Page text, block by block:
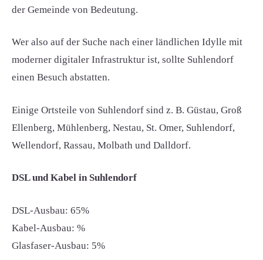
der Gemeinde von Bedeutung.
Wer also auf der Suche nach einer ländlichen Idylle mit
moderner digitaler Infrastruktur ist, sollte Suhlendorf
einen Besuch abstatten.
Einige Ortsteile von Suhlendorf sind z. B. Güstau, Groß
Ellenberg, Mühlenberg, Nestau, St. Omer, Suhlendorf,
Wellendorf, Rassau, Molbath und Dalldorf.
DSL und Kabel in Suhlendorf
DSL-Ausbau: 65%
Kabel-Ausbau: %
Glasfaser-Ausbau: 5%